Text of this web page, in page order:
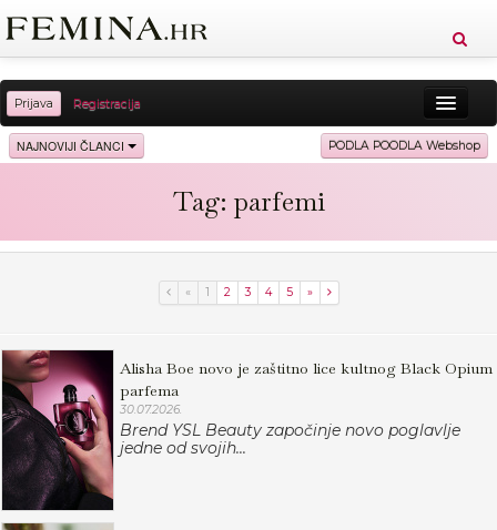
Prijava Registracija
Sreća Zdravlje Vitkost
Putovanja
NAJNOVIJI ČLANCI PODLA POODLA Webshop
Tag: parfemi
« 1 2 3 4 5 »
Alisha Boe novo je zaštitno lice kultnog Black Opium
parfema
30.07.2026.
Brend YSL Beauty započinje novo poglavlje
jedne od svojih...